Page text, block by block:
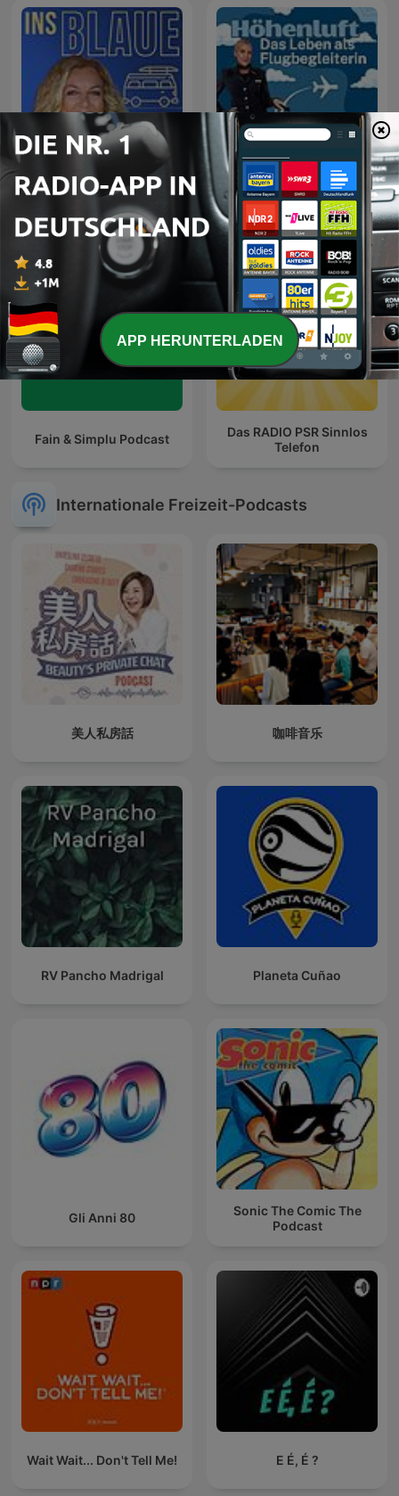
Ins Blaue Höhenluft
Fain & Simplu Podcast
Das RADIO PSR Sinnlos
Telefon
Internationale Freizeit-Podcasts
美人私房話 咖啡音乐
RV Pancho Madrigal Planeta Cuñao
Gli Anni 80
Sonic The Comic The
Podcast
Wait Wait... Don't Tell Me! E É, É ?
APP HERUNTERLADEN